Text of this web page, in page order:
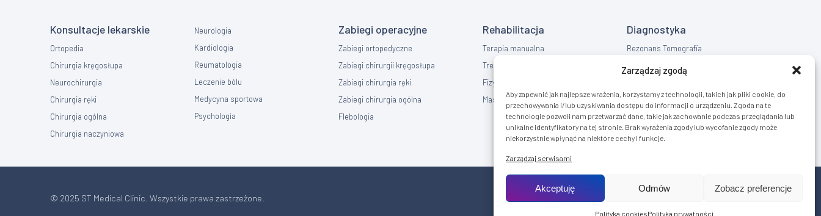
Zarządzaj zgodą
Aby zapewnić jak najlepsze wrażenia, korzystamy z technologii, takich jak pliki cookie, do
przechowywania i/lub uzyskiwania dostępu do informacji o urządzeniu. Zgoda na te
technologie pozwoli nam przetwarzać dane, takie jak zachowanie podczas przeglądania lub
unikalne identyfikatory na tej stronie. Brak wyrażenia zgody lub wycofanie zgody może
niekorzystnie wpłynąć na niektóre cechy i funkcje.
Zarządzaj serwisami
Akceptuję Odmów Zobacz preferencje
Polityka cookiesPolityka prywatności
Konsultacje lekarskie
Ortopedia
Chirurgia kręgosłupa
Neurochirurgia
Chirurgia ręki
Chirurgia ogólna
Chirurgia naczyniowa
Neurologia
Kardiologia
Reumatologia
Leczenie bólu
Medycyna sportowa
Psychologia
Zabiegi operacyjne
Zabiegi ortopedyczne
Zabiegi chirurgii kręgosłupa
Zabiegi chirurgia ręki
Zabiegi chirurgia ogólna
Flebologia
Rehabilitacja
Terapia manualna
Trening EMS
Fizykoterapia
Masaż
Diagnostyka
Rezonans Tomografia
© 2025 ST Medical Clinic. Wszystkie prawa zastrzeżone. KULIKOWSKI-IT.pl